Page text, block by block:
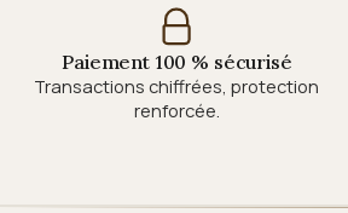
Paiement 100 % sécurisé
Transactions chiffrées, protection
renforcée.